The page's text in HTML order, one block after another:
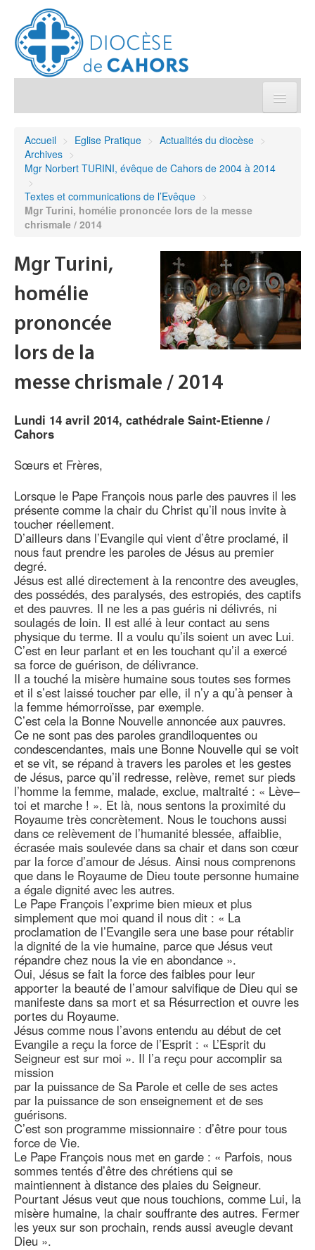
Démarches et sacrements
Sanctuaires & Pélerinages
Je donne
Annuaire/Contact
Accueil > Eglise Pratique > Actualités du diocèse >
Archives >
Mgr Norbert TURINI, évêque de Cahors de 2004 à 2014
>
Textes et communications de l’Evêque >
Mgr Turini, homélie prononcée lors de la messe
chrismale / 2014
Mgr Turini,
homélie
prononcée
lors de la
messe chrismale / 2014
Lundi 14 avril 2014, cathédrale Saint-Etienne /
Cahors
Sœurs et Frères,
Lorsque le Pape François nous parle des pauvres il les
présente comme la chair du Christ qu’il nous invite à
toucher réellement.
D’ailleurs dans l’Evangile qui vient d’être proclamé, il
nous faut prendre les paroles de Jésus au premier
degré.
Jésus est allé directement à la rencontre des aveugles,
des possédés, des paralysés, des estropiés, des captifs
et des pauvres. Il ne les a pas guéris ni délivrés, ni
soulagés de loin. Il est allé à leur contact au sens
physique du terme. Il a voulu qu’ils soient un avec Lui.
C’est en leur parlant et en les touchant qu’il a exercé
sa force de guérison, de délivrance.
Il a touché la misère humaine sous toutes ses formes
et il s’est laissé toucher par elle, il n’y a qu’à penser à
la femme hémorroïsse, par exemple.
C’est cela la Bonne Nouvelle annoncée aux pauvres.
Ce ne sont pas des paroles grandiloquentes ou
condescendantes, mais une Bonne Nouvelle qui se voit
et se vit, se répand à travers les paroles et les gestes
de Jésus, parce qu’il redresse, relève, remet sur pieds
l’homme la femme, malade, exclue, maltraité : « Lève–
toi et marche ! ». Et là, nous sentons la proximité du
Royaume très concrètement. Nous le touchons aussi
dans ce relèvement de l’humanité blessée, affaiblie,
écrasée mais soulevée dans sa chair et dans son cœur
par la force d’amour de Jésus. Ainsi nous comprenons
que dans le Royaume de Dieu toute personne humaine
a égale dignité avec les autres.
Le Pape François l’exprime bien mieux et plus
simplement que moi quand il nous dit : « La
proclamation de l’Evangile sera une base pour rétablir
la dignité de la vie humaine, parce que Jésus veut
répandre chez nous la vie en abondance ».
Oui, Jésus se fait la force des faibles pour leur
apporter la beauté de l’amour salvifique de Dieu qui se
manifeste dans sa mort et sa Résurrection et ouvre les
portes du Royaume.
Jésus comme nous l’avons entendu au début de cet
Evangile a reçu la force de l’Esprit : « L’Esprit du
Seigneur est sur moi ». Il l’a reçu pour accomplir sa
mission
par la puissance de Sa Parole et celle de ses actes
par la puissance de son enseignement et de ses
guérisons.
C’est son programme missionnaire : d’être pour tous
force de Vie.
Le Pape François nous met en garde : « Parfois, nous
sommes tentés d’être des chrétiens qui se
maintiennent à distance des plaies du Seigneur.
Pourtant Jésus veut que nous touchions, comme Lui, la
misère humaine, la chair souffrante des autres. Fermer
les yeux sur son prochain, rends aussi aveugle devant
Dieu ».